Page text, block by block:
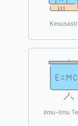
Ilmu-ilmu